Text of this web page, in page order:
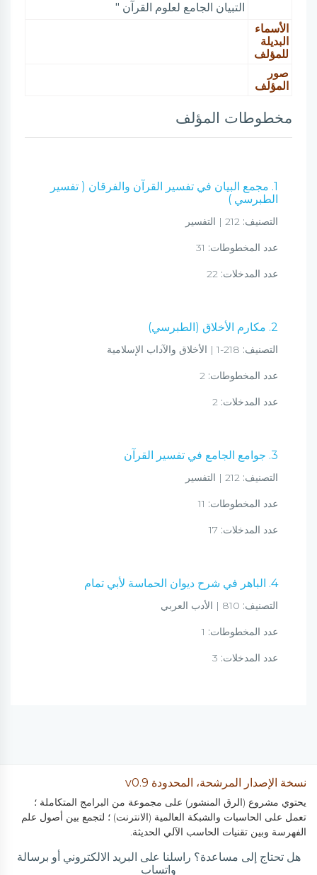
التبيان الجامع لعلوم القرآن "
الأسماء
البديلة
للمؤلف
صور
المؤلف
مخطوطات المؤلف
1. مجمع البيان في تفسير القرآن والفرقان ( تفسير
الطبرسي )
التصنيف:
عدد المخطوطات:
عدد المدخلات:
2. مكارم الأخلاق (الطبرسي)
التصنيف:
عدد المخطوطات:
عدد المدخلات:
3. جوامع الجامع في تفسير القرآن
التصنيف:
عدد المخطوطات:
عدد المدخلات:
4. الباهر في شرح ديوان الحماسة لأبي تمام
التصنيف:
عدد المخطوطات:
عدد المدخلات:
نسخة الإصدار المرشحة، المحدودة v0.9
يحتوي مشروع (الرق المنشور) على مجموعة من البرامج المتكاملة ؛
تعمل على الحاسبات والشبكة العالمية (الانترنت) ؛ لتجمع بين أصول علم
الفهرسة وبين تقنيات الحاسب الآلي الحديثة.
هل تحتاج إلى مساعدة؟ راسلنا على البريد الالكتروني أو برسالة
واتساب